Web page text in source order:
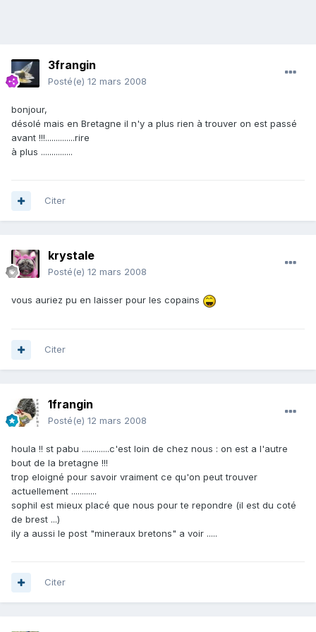
3frangin
Posté(e) 12 mars 2008
bonjour,
désolé mais en Bretagne il n'y a plus rien à trouver on est passé
avant !!!..............rire
à plus ...............
Citer
krystale
Posté(e) 12 mars 2008
vous auriez pu en laisser pour les copains
Citer
1frangin
Posté(e) 12 mars 2008
houla !! st pabu .............c'est loin de chez nous : on est a l'autre
bout de la bretagne !!!
trop eloigné pour savoir vraiment ce qu'on peut trouver
actuellement ............
sophil est mieux placé que nous pour te repondre (il est du coté
de brest ...)
ily a aussi le post "mineraux bretons" a voir .....
Citer